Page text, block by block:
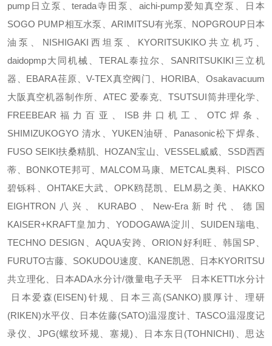
pump日立泵、terada寺田泵、aichi-pump爱知真空泵、日本
SOGO PUMP相互水泵、ARIMITSU有光泵、NOPGROUP日本
油泵、NISHIGAKI西坦泵、KYORITSUKIKO共立机巧、
daidopmp大同机械、TERAL泰拉尔、SANRITSUKIKI三立机
器、EBARA荏原、V-TEX真空阀门、HORIBA、Osakavacuum
大阪真空机器制作所、ATEC 爱泰克、TSUTSUI筒井理化学、
FREEBEAR福力百亚、ISB井口机工、OTC焊条、
SHIMIZUKOGYO 清水、YUKEN油研、Panasonic松下焊条、
FUSO SEIKI扶桑精肌、HOZAN宝山、VESSEL威威、SSD西西
蒂、BONKOTE邦可、MALCOM马康、METCAL奥科、PISCO
碧铄科、OHTAKE大武、OPK鸥琵凯、ELM易之美、HAKKO
EIGHTRON八兴、KURABO、New-Era新时代、德国
KAISER+KRAFT皇加力、YODOGAWA淀川、SUIDEN瑞电、
TECHNO DESIGN、AQUA安跨、ORION好利旺、韩国SP、
FURUTO古藤、SOKUDOU速度、KANE凯恩、日本KYORITSU
共立理化、日本ADA水分计/微量电子天平 日本KETTI水分计
日本爱森(EISEN)针规、日本三高(SANKO)膜厚计、理研
(RIKEN)水平仪、日本佐藤(SATO)温湿度计、TASCO温湿度记
录仪、JPG(螺纹环规、塞规)、日本东日(TOHNICHI)、思达